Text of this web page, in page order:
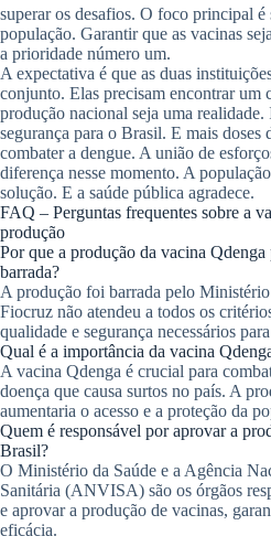
superar os desafios. O foco principal é
população. Garantir que as vacinas
a prioridade número um.
A expectativa é que as duas
conjunto. Elas precisam encontrar um
produção nacional seja uma realidade.
segurança para o Brasil. E mais doses
combater a dengue. A união de
diferença nesse momento. A
solução. E a saúde pública agradece.
FAQ – Perguntas frequentes sobre a
produção
Por que a produção da vacina
barrada?
A produção foi barrada pelo
Fiocruz não atendeu a todos os
qualidade e segurança necessários
Qual é a importância da vacina
A vacina Qdenga é crucial para
doença que causa surtos no país. A
aumentaria o acesso e a proteção da
Quem é responsável por aprovar a
Brasil?
O Ministério da Saúde e a Agência
Sanitária (ANVISA) são os órgãos
e aprovar a produção de vacinas,
eficácia.